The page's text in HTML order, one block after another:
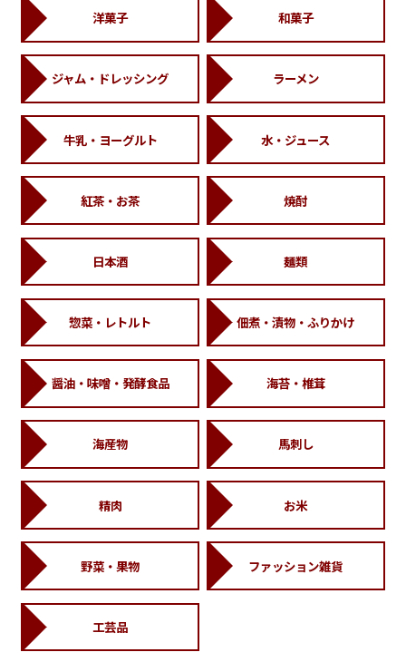
洋菓子 和菓子
ジャム・ドレッシング ラーメン
牛乳・ヨーグルト 水・ジュース
紅茶・お茶 焼酎
日本酒 麺類
惣菜・レトルト 佃煮・漬物・ふりかけ
醤油・味噌・発酵食品 海苔・椎茸
海産物 馬刺し
精肉 お米
野菜・果物 ファッション雑貨
工芸品